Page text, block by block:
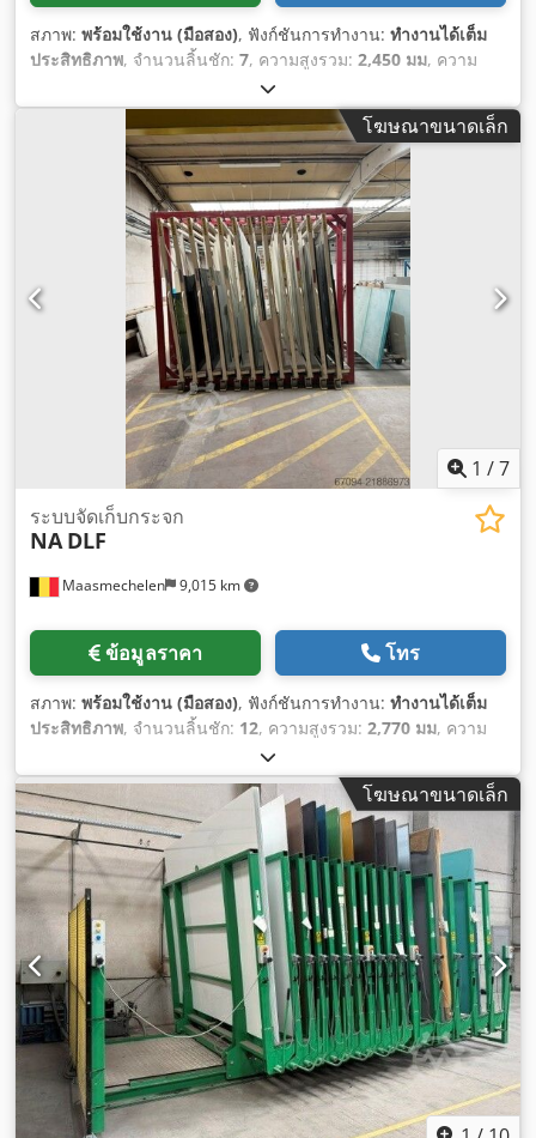
สภาพ: พร้อมใช้งาน (มือสอง), ฟังก์ชันการทำงาน: ทำงานได้เต็ม
ประสิทธิภาพ, จำนวนลิ้นชัก: 7, ความสูงรวม: 2,450 มม, ความ
, ความยาวทั้งหมด:
ง่าม:250 มม,
โฆษณาขนาดเล็ก
1 /7
Maasmechelen 9,015 km
ระบบจัดเก็บกระจก
NA DLF
ข้อมูลราคา โทร
สภาพ: พร้อมใช้งาน (มือสอง), ฟังก์ชันการทำงาน: ทำงานได้เต็ม
ประสิทธิภาพ, จำนวนลิ้นชัก: 12, ความสูงรวม: 2,770 มม, ความ
, ความยาวทั้งหมด:
ง่าม:135 มม,
โฆษณาขนาดเล็ก